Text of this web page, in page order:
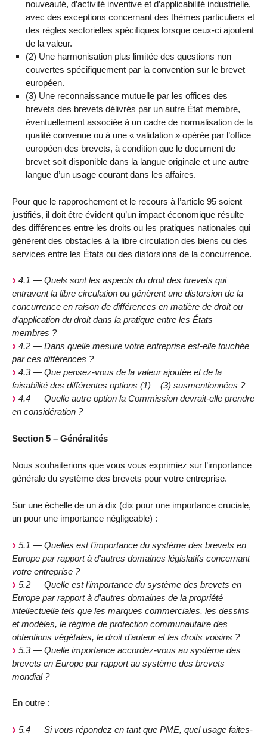
nouveauté, d’activité inventive et d’applicabilité industrielle,
avec des exceptions concernant des thèmes particuliers et
des règles sectorielles spécifiques lorsque ceux-ci ajoutent
de la valeur.
(2) Une harmonisation plus limitée des questions non
couvertes spécifiquement par la convention sur le brevet
européen.
(3) Une reconnaissance mutuelle par les offices des
brevets des brevets délivrés par un autre État membre,
éventuellement associée à un cadre de normalisation de la
qualité convenue ou à une « validation » opérée par l’office
européen des brevets, à condition que le document de
brevet soit disponible dans la langue originale et une autre
langue d’un usage courant dans les affaires.
Pour que le rapprochement et le recours à l’article 95 soient
justifiés, il doit être évident qu’un impact économique résulte
des différences entre les droits ou les pratiques nationales qui
génèrent des obstacles à la libre circulation des biens ou des
services entre les États ou des distorsions de la concurrence.
4.1 — Quels sont les aspects du droit des brevets qui
entravent la libre circulation ou génèrent une distorsion de la
concurrence en raison de différences en matière de droit ou
d‘application du droit dans la pratique entre les États
membres ?
4.2 — Dans quelle mesure votre entreprise est-elle touchée
par ces différences ?
4.3 — Que pensez-vous de la valeur ajoutée et de la
faisabilité des différentes options (1) – (3) susmentionnées ?
4.4 — Quelle autre option la Commission devrait-elle prendre
en considération ?
Section 5 – Généralités
Nous souhaiterions que vous vous exprimiez sur l’importance
générale du système des brevets pour votre entreprise.
Sur une échelle de un à dix (dix pour une importance cruciale,
un pour une importance négligeable) :
5.1 — Quelles est l’importance du système des brevets en
Europe par rapport à d’autres domaines législatifs concernant
votre entreprise ?
5.2 — Quelle est l’importance du système des brevets en
Europe par rapport à d’autres domaines de la propriété
intellectuelle tels que les marques commerciales, les dessins
et modèles, le régime de protection communautaire des
obtentions végétales, le droit d’auteur et les droits voisins ?
5.3 — Quelle importance accordez-vous au système des
brevets en Europe par rapport au système des brevets
mondial ?
En outre :
5.4 — Si vous répondez en tant que PME, quel usage faites-